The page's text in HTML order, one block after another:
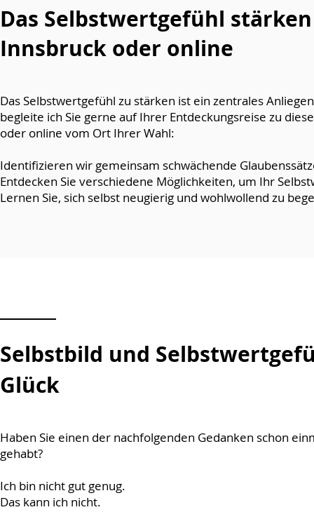
Das Selbstwertgefühl
Innsbruck oder online
Das Selbstwertgefühl zu stärken ist ein zentrales
begleite ich Sie gerne auf Ihrer Entdeckungsreise zu
oder online vom Ort Ihrer Wahl:
Identifizieren wir gemeinsam schwächende
Entdecken Sie verschiedene Möglichkeiten, um Ihr
Lernen Sie, sich selbst neugierig und wohlwollend zu
Selbstbild und
Glück
Haben Sie einen der nachfolgenden Gedanken schon
gehabt?
Ich bin nicht gut genug.
Das kann ich nicht.